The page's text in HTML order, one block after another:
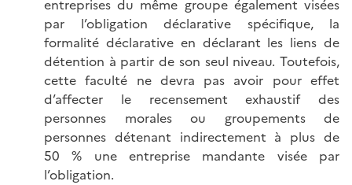
entreprises du même groupe également visées
par l’obligation déclarative spécifique, la
formalité déclarative en déclarant les liens de
détention à partir de son seul niveau. Toutefois,
cette faculté ne devra pas avoir pour effet
d’affecter le recensement exhaustif des
personnes morales ou groupements de
personnes détenant indirectement à plus de
50 % une entreprise mandante visée par
l’obligation.